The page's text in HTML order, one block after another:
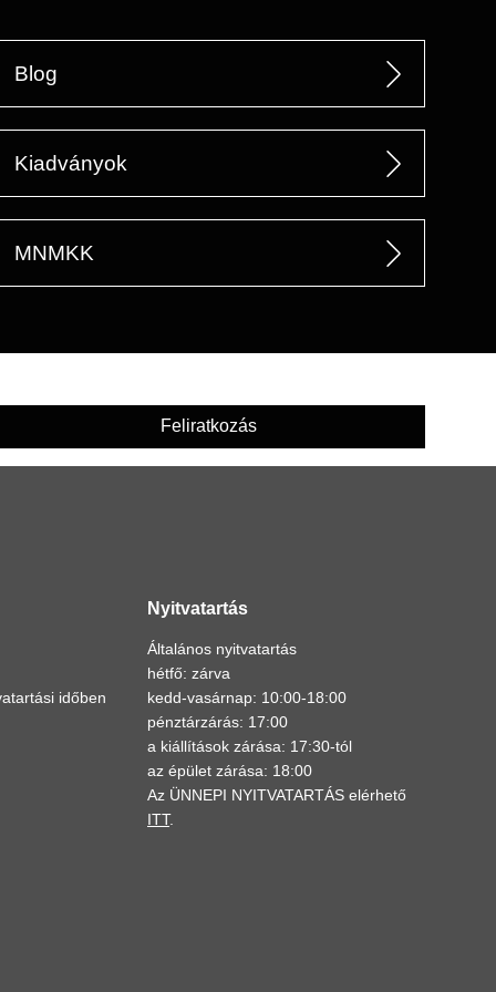
Blog
Kiadványok
MNMKK
Feliratkozás
időben
Nyitvatartás
Általános nyitvatartás
hétfő: zárva
kedd-vasárnap: 10:00-18:00
pénztárzárás: 17:00
a kiállítások zárása: 17:30-tól
az épület zárása: 18:00
Az ÜNNEPI NYITVATARTÁS elérhető
ITT.